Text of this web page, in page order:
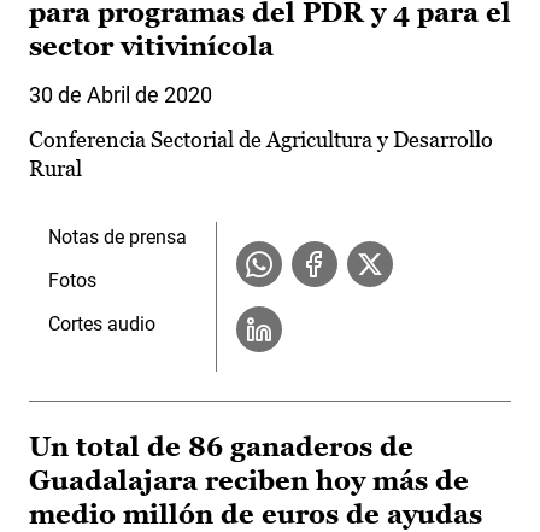
para programas del PDR y 4 para el
sector vitivinícola
30 de Abril de 2020
Conferencia Sectorial de Agricultura y Desarrollo
Rural
Notas de prensa
Fotos
Cortes audio
Un total de 86 ganaderos de
Guadalajara reciben hoy más de
medio millón de euros de ayudas